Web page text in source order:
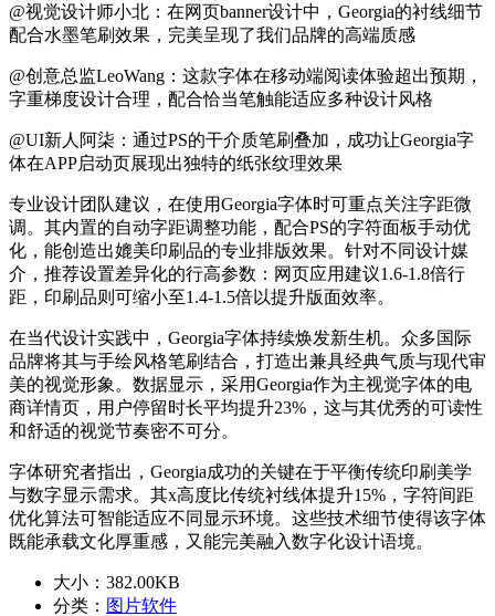
@视觉设计师小北：在网页banner设计中，Georgia的衬线细节
配合水墨笔刷效果，完美呈现了我们品牌的高端质感
@创意总监LeoWang：这款字体在移动端阅读体验超出预期，
字重梯度设计合理，配合恰当笔触能适应多种设计风格
@UI新人阿柒：通过PS的干介质笔刷叠加，成功让Georgia字
体在APP启动页展现出独特的纸张纹理效果
专业设计团队建议，在使用Georgia字体时可重点关注字距微
调。其内置的自动字距调整功能，配合PS的字符面板手动优
化，能创造出媲美印刷品的专业排版效果。针对不同设计媒
介，推荐设置差异化的行高参数：网页应用建议1.6-1.8倍行
距，印刷品则可缩小至1.4-1.5倍以提升版面效率。
在当代设计实践中，Georgia字体持续焕发新生机。众多国际
品牌将其与手绘风格笔刷结合，打造出兼具经典气质与现代审
美的视觉形象。数据显示，采用Georgia作为主视觉字体的电
商详情页，用户停留时长平均提升23%，这与其优秀的可读性
和舒适的视觉节奏密不可分。
字体研究者指出，Georgia成功的关键在于平衡传统印刷美学
与数字显示需求。其x高度比传统衬线体提升15%，字符间距
优化算法可智能适应不同显示环境。这些技术细节使得该字体
既能承载文化厚重感，又能完美融入数字化设计语境。
大小： 382.00KB
分类： 图片软件